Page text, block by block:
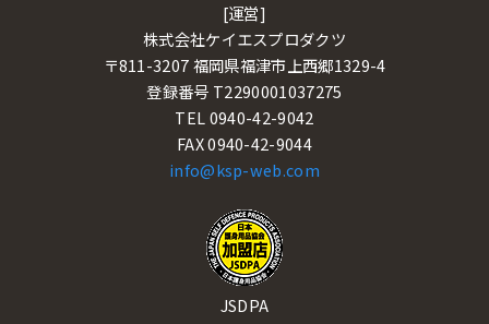
[運営]
株式会社ケイエスプロダクツ
〒811-3207 福岡県福津市上西郷1329-4
登録番号 T2290001037275
TEL 0940-42-9042
FAX 0940-42-9044
info@ksp-web.com
JSDPA